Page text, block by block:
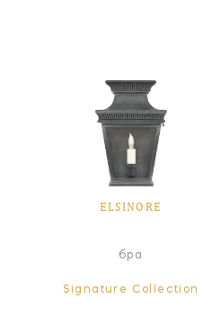
ELSINORE
бра
Signature Collection